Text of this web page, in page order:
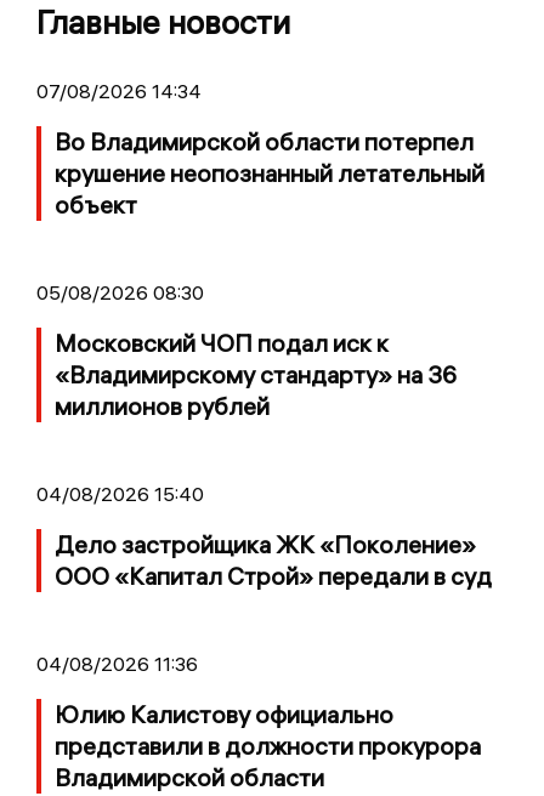
Главные новости
07/08/2026 14:34
Во Владимирской области потерпел
крушение неопознанный летательный
объект
05/08/2026 08:30
Московский ЧОП подал иск к
«Владимирскому стандарту» на 36
миллионов рублей
04/08/2026 15:40
Дело застройщика ЖК «Поколение»
ООО «Капитал Строй» передали в суд
04/08/2026 11:36
Юлию Калистову официально
представили в должности прокурора
Владимирской области